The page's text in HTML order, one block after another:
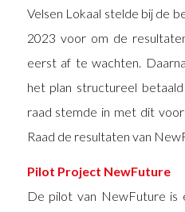
Velsen Lokaal stelde bij de
2023 voor om de
eerst af te wachten.
het plan structureel
raad stemde in met dit
Raad de resultaten van
Pilot Project NewFuture
De pilot van NewFuture is